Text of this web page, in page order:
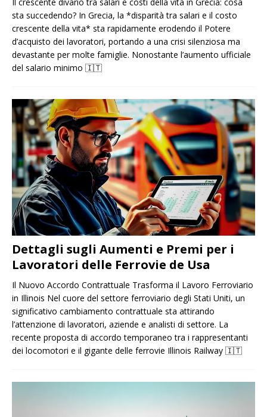
sta succedendo? In Grecia, la *disparità tra salari e il costo
crescente della vita* sta rapidamente erodendo il Potere
d’acquisto dei lavoratori, portando a una crisi silenziosa ma
devastante per molte famiglie. Nonostante l’aumento ufficiale
del salario minimo 🇮🇹
Dettagli sugli Aumenti e Premi per i
Lavoratori delle Ferrovie de Usa
Il Nuovo Accordo Contrattuale Trasforma il Lavoro Ferroviario
in Illinois Nel cuore del settore ferroviario degli Stati Uniti, un
significativo cambiamento contrattuale sta attirando
l’attenzione di lavoratori, aziende e analisti di settore. La
recente proposta di accordo temporaneo tra i rappresentanti
dei locomotori e il gigante delle ferrovie Illinois Railway 🇮🇹